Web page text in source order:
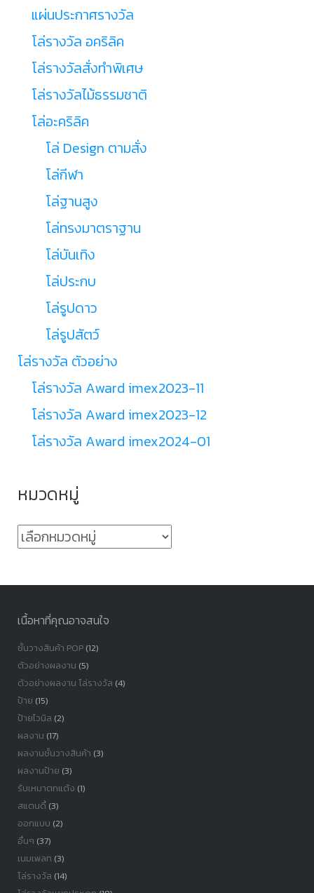
แผ่นประกาศรางวัล
โล่รางวัล อคริลิค
โล่รางวัลสั่งทำพิเศษ
โล่รางวัลไม้ธรรมชาติ
โล่อะคริลิค
โล่ Design ตามสั่ง
โล่กีฬา
โล่ฐานสูง
โล่ทรงมาตราฐาน
โล่บันเทิง
โล่ประกบ
โล่รูปดาว
โล่รูปสัตว์
โล่รางวัล ตัวอย่าง
โล่รางวัล Award imex2023-11
โล่รางวัล Award imex2023-12
โล่รางวัล Award imex2024-01
หมวดหมู่
หมวด
เนื้อหาที่คุณอาจสนใจ
ชั้นวางสินค้า POP(12)
ตัวอย่างผลงาน (5)
ตัวอย่างผลงาน โล่รางวัล (4)
ป้าย (15)
ป้ายไวนิล (2)
ผลงาน (17)
ผลงานชั้นวางสินค้า (3)
ผลงานป้าย (3)
รับเหมาตกแต้ง (1)
สแตนดี้(3)
ออกแบบ (2)
อื่นๆ (37)
เนมเพลท (3)
โล่รางวัล (14)